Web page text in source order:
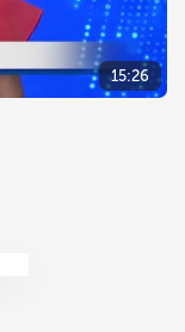
15:26